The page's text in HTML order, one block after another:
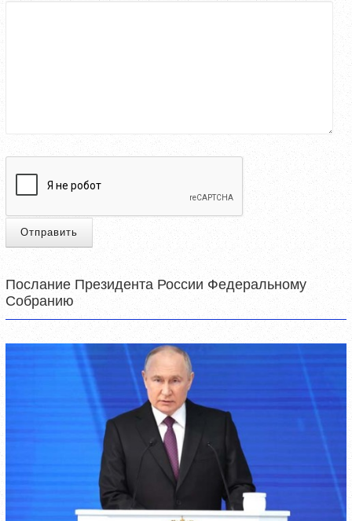
Отправить
Послание Президента России Федеральному
Собранию